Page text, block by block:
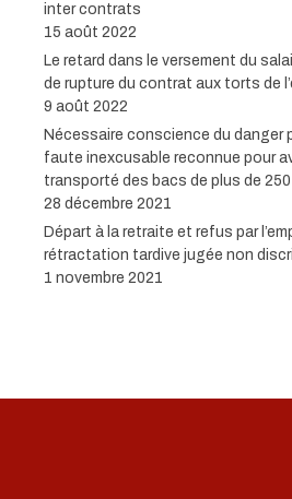
inter contrats
15 août 2022
Le retard dans le versement du
de rupture du contrat aux torts de
9 août 2022
Nécessaire conscience du danger
faute inexcusable reconnue pour
transporté des bacs de plus de
28 décembre 2021
Départ à la retraite et refus par
rétractation tardive jugée non
1 novembre 2021